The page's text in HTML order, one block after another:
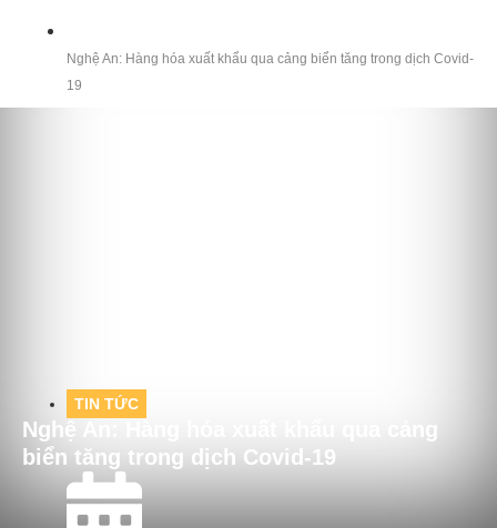
Nghệ An: Hàng hóa xuất khẩu qua cảng biển tăng trong dịch Covid-
19
TIN TỨC
Nghệ An: Hàng hóa xuất khẩu qua cảng
biển tăng trong dịch Covid-19